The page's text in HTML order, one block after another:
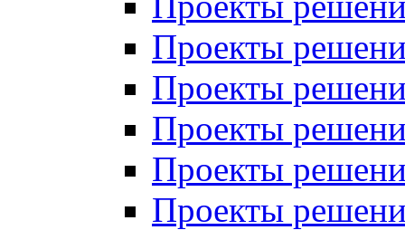
Проекты
Проекты
Проекты
Проекты
Проекты